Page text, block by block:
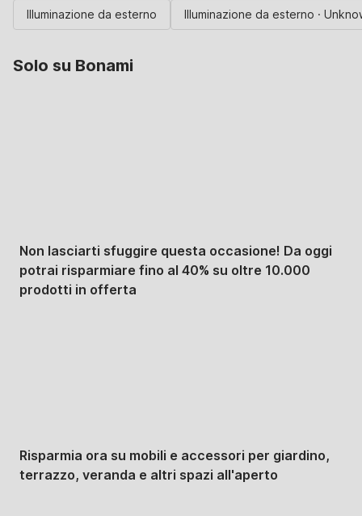
Illuminazione da esterno Illuminazione da esterno ·
Solo su Bonami
Non lasciarti sfuggire questa occasione! Da oggi
potrai risparmiare fino al 40% su oltre 10.000
prodotti in offerta
Risparmia ora su mobili e accessori per giardino,
terrazzo, veranda e altri spazi all'aperto